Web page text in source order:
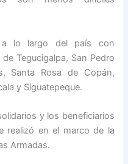
lo largo del país con
Tegucigalpa, San Pedro
Santa Rosa de Copán,
y Siguatepeque.
y los beneficiarios
realizó en el marco de la
Armadas.